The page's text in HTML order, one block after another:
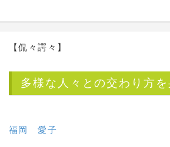
【侃々諤々】
多様な人々との交わり方
福岡 愛子